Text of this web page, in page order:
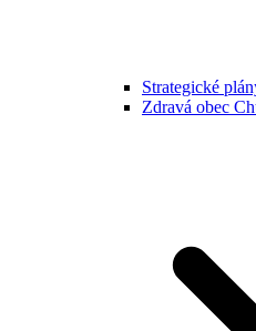
Strategické
Zdravá obec